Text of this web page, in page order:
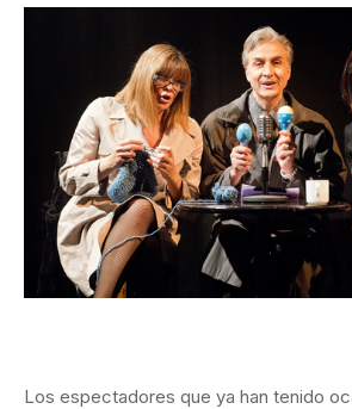
Los espectadores que ya han tenido